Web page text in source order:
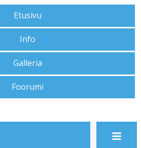
Etusivu
Info
Galleria
Foorumi